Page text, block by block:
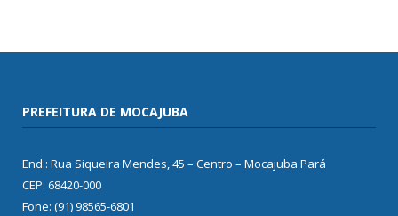
PREFEITURA DE MOCAJUBA
End.: Rua Siqueira Mendes, 45 – Centro – Mocajuba Pará
CEP: 68420-000
Fone: (91) 98565-6801